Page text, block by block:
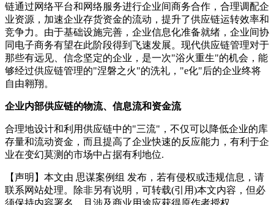
链通过网络平台和网络服务进行企业间商务合作，合理调配企
业资源，加速企业存货资金的流动，提升了供应链运转效率和
竞争力。由于基础设施完善，企业信息化准备就绪，企业间协
同电子商务有望在此阶段得到飞速发展。现代供应链管理对于
那些有远见、信念坚定的企业，是一次"浴火重生"的机会，能
够经过供应链管理的"涅磐之火"的洗礼，"e化"后的企业终将
自由翱翔。
企业内部供应链的物流、信息流和资金流
合理地设计和利用供应链中的"三流"，不仅可以降低企业的库
存量和流动资金，而且提高了企业快速的反应能力，有利于企
业在变幻莫测的市场中占据有利地位.
【声明】本文由 思谋案例组 发布，若有侵权或违规信息，请
联系网站处理。除非另有说明，可转载(引用)本文内容，但必
须保持内容署名、且涉及商业用途应获得原作者授权。